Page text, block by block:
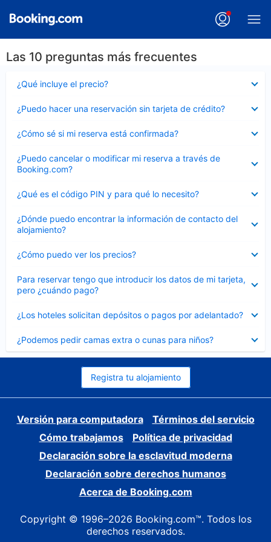
Las 10 preguntas más frecuentes
¿Qué incluye el precio?
cerrado
¿Puedo hacer una reservación sin tarjeta de crédito?
cerrado
¿Cómo sé si mi reserva está confirmada?
cerrado
¿Puedo cancelar o modificar mi reserva a través de
Booking.com?
cerrado
¿Qué es el código PIN y para qué lo necesito?
cerrado
¿Dónde puedo encontrar la información de contacto del
alojamiento?
cerrado
¿Cómo puedo ver los precios?
cerrado
Para reservar tengo que introducir los datos de mi tarjeta,
pero ¿cuándo pago?
cerrado
¿Los hoteles solicitan depósitos o pagos por adelantado?
cerrado
¿Podemos pedir camas extra o cunas para niños?
cerrado
Registra tu alojamiento
Versión para computadora
Términos del servicio
Cómo trabajamos
Política de privacidad
Declaración sobre la esclavitud moderna
Declaración sobre derechos humanos
Acerca de Booking.com
Copyright © 1996–2026 Booking.com™. Todos los
derechos reservados.